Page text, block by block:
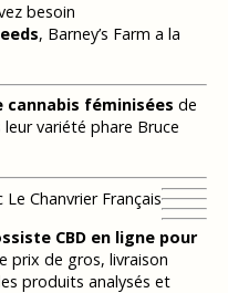
besoin
, Barney’s Farm a la
cannabis féminisées de
variété phare Bruce
Chanvrier Français
CBD en ligne pour
prix de gros, livraison
produits analysés et